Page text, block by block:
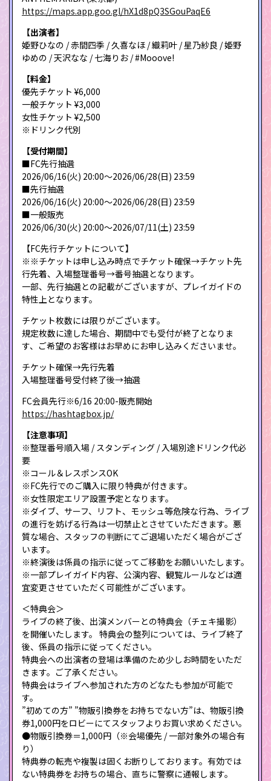
https://maps.app.goo.gl/hX1d8pQ3SGouPaqE6
【出演者】
姫野ひなの / 赤間四季 / 久喜なほ / 織莉叶 / 星乃紗良 / 姫野
ゆめの / 天沢なな / 七海りお / #Mooove!
【料金】
優先チケット ¥6,000
一般チケット ¥3,000
女性チケット ¥2,500
※ドリンク代別
【受付期間】
■FC先行抽選
2026/06/16(火) 20:00〜2026/06/28(日) 23:59
■先行抽選
2026/06/16(火) 20:00〜2026/06/28(日) 23:59
■一般販売
2026/06/30(火) 20:00〜2026/07/11(土) 23:59
【FC先行チケットについて】
※※チケットは申し込み時点でチケット確保→チケット先
行先着、入場整理番号→番号抽選となります。
一部、先行抽選との記載がございますが、プレイガイドの
特性上となります。
チケット枚数には限りがございます。
規定枚数に達した場合、期間中でも受付が終了となりま
す、ご希望のお客様はお早めにお申し込みくださいませ。
チケット確保→先行先着
入場整理番号受付終了後→抽選
FC会員先行※6/16 20:00-販売開始
https://hashtagbox.jp/
【注意事項】
※整理番号順入場 / スタンディング / 入場別途ドリンク代必
要
※コール＆レスポンスOK
※FC先行でのご購入に限り特典が付きます。
※女性限定エリア設置予定となります。
※ダイブ、サーフ、リフト、モッシュ等危険な行為、ライブ
の進行を妨げる行為は一切禁止とさせていただきます。悪
質な場合、スタッフの判断にてご退場いただく場合がござ
います。
※終演後は係員の指示に従ってご移動をお願いいたします。
※一部プレイガイド内容、公演内容、観覧ルールなどは適
宜変更させていただく可能性がございます。
＜特典会＞
ライブの終了後、出演メンバーとの特典会（チェキ撮影）
を開催いたします。 特典会の整列については、ライブ終了
後、係員の指示に従ってください。
特典会への出演者の登場は準備のため少しお時間をいただ
きます。ご了承ください。
特典会はライブへ参加された方のどなたも参加が可能で
す。
”初めての方” ”物販引換券をお持ちでない方”は、物販引換
券1,000円をロビーにてスタッフよりお買い求めください。
●物販引換券＝1,000円（※会場優先 / 一部対象外の場合有
り）
特典券の転売や複製は固くお断りしております。有効では
ない特典券をお持ちの場合、直ちに警察に通報します。